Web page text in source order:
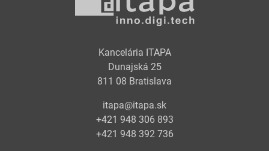
Kancelária ITAPA
Dunajská 25
811 08 Bratislava
itapa@itapa.sk
+421 948 306 893
+421 948 392 736